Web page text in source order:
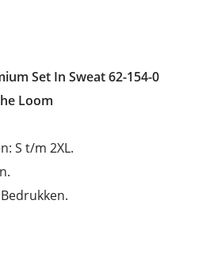
Set In Sweat 62-154-0
Loom
S t/m 2XL.